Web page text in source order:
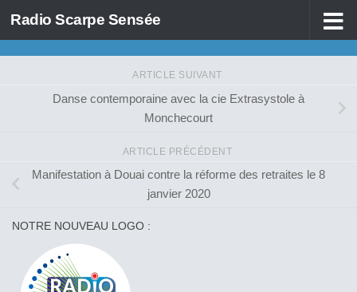
Skip to content
Radio Scarpe Sensée
ARTICLE SUIVANT
Danse contemporaine avec la cie Extrasystole à
Monchecourt
ARTICLE PRÉCÉDENT
Manifestation à Douai contre la réforme des retraites le 8
janvier 2020
NOTRE NOUVEAU LOGO :